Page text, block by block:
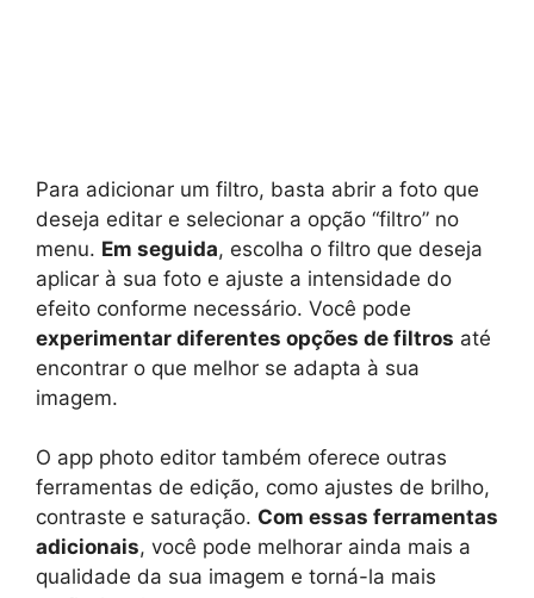
Para adicionar um filtro, basta abrir a foto que
deseja editar e selecionar a opção “filtro” no
menu. Em seguida, escolha o filtro que deseja
aplicar à sua foto e ajuste a intensidade do
efeito conforme necessário. Você pode
experimentar diferentes opções de filtros até
encontrar o que melhor se adapta à sua
imagem.
O app photo editor também oferece outras
ferramentas de edição, como ajustes de brilho,
contraste e saturação. Com essas ferramentas
adicionais, você pode melhorar ainda mais a
qualidade da sua imagem e torná-la mais